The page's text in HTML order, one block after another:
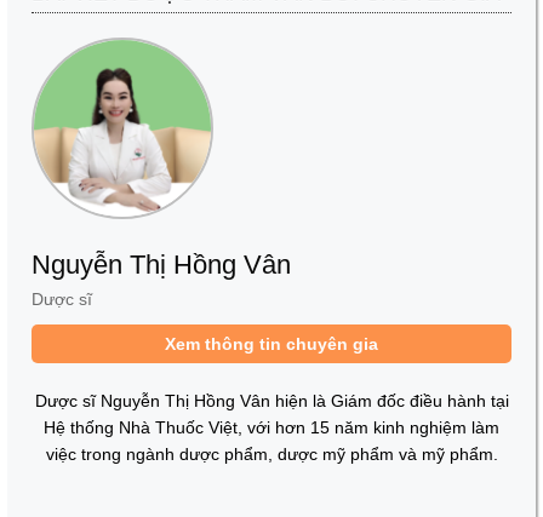
Nguyễn Thị Hồng Vân
Dược sĩ
Xem thông tin chuyên gia
Dược sĩ Nguyễn Thị Hồng Vân hiện là Giám đốc điều hành tại
Hệ thống Nhà Thuốc Việt, với hơn 15 năm kinh nghiệm làm
việc trong ngành dược phẩm, dược mỹ phẩm và mỹ phẩm.